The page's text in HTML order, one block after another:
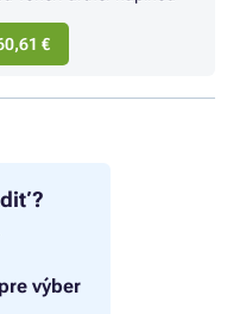
výber
€